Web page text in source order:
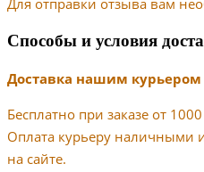
Способы и условия
Доставка нашим курьером
Бесплатно при заказе от
Оплата курьеру наличными
на сайте.